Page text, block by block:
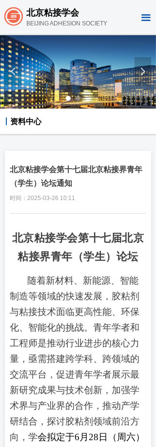
北京粘接学会
BEIJING ADHESION SOCIETY
끀
北京粘接学会第十七届北京粘接界青年
（学生）论坛通知
时间： 2025-03-26 10:11
北京粘接学会第十七届北京
粘接界青年（学生）论坛
随着新材料、新能源、智能
制造等领域的快速发展，胶粘剂
与粘接技术面临更高性能、环保
化、智能化的挑战。青年学者和
工程师是推动行业进步的核心力
量，亟需搭建跨学科、跨领域的
交流平台 ， 促进青年学者展示最
新研究成果与技术创新 ， 加强学
术界与产业界的合作，推动产学
研结合 ， 探讨胶粘剂领域前沿方
向 ， 学会拟定于6 月 28 日 （ 周六）
넳 넲
资料中心